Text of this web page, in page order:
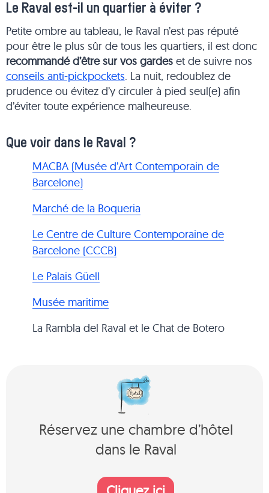
Le Raval est-il un quartier à éviter ?
Petite ombre au tableau, le Raval n’est pas réputé
pour être le plus sûr de tous les quartiers, il est donc
recommandé d’être sur vos gardes et de suivre nos
conseils anti-pickpockets. La nuit, redoublez de
prudence ou évitez d’y circuler à pied seul(e) afin
d’éviter toute expérience malheureuse.
Que voir dans le Raval ?
MACBA (Musée d’Art Contemporain de
Barcelone)
Marché de la Boqueria
Le Centre de Culture Contemporaine de
Barcelone (CCCB)
Le Palais Güell
Musée maritime
La Rambla del Raval et le Chat de Botero
Réservez une chambre d’hôtel
dans le Raval